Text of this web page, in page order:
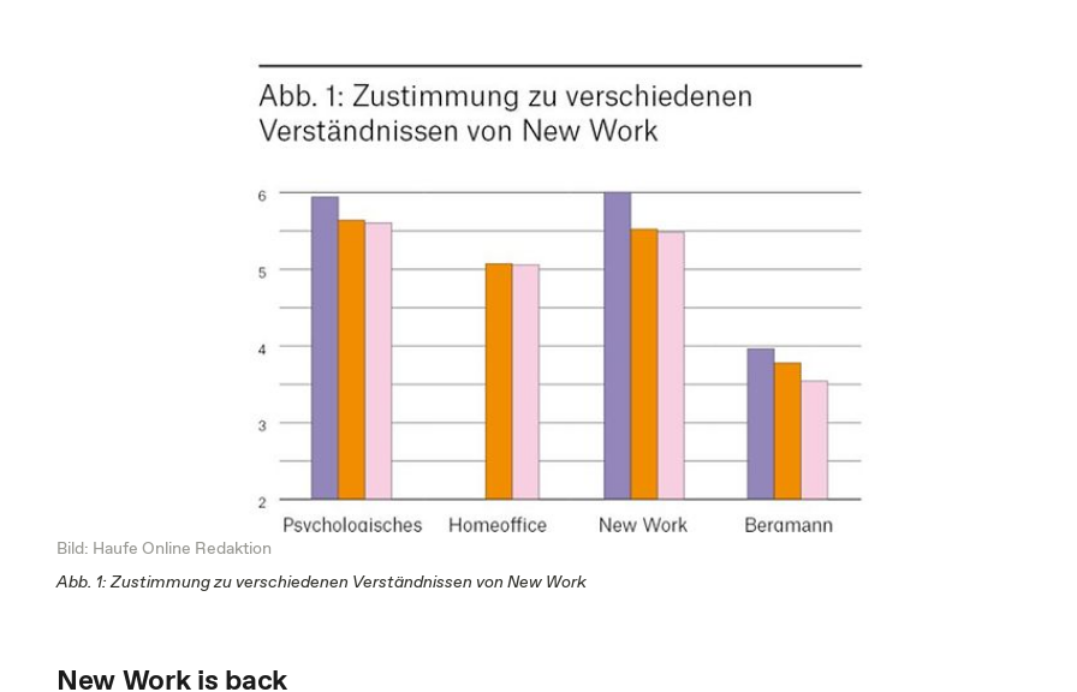
Bild: Haufe Online Redaktion
Abb. 1: Zustimmung zu verschiedenen Verständnissen von New Work
New Work is back